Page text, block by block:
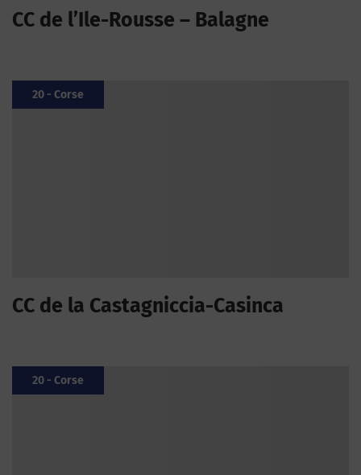
CC de l’Ile-Rousse – Balagne
20 - Corse
CC de la Castagniccia-Casinca
20 - Corse